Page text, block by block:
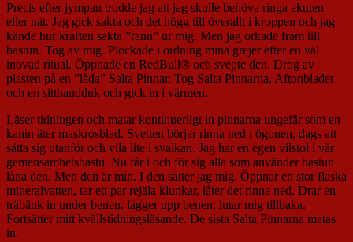
Precis efter jympan trodde jag att jag skulle behöva ringa akuten
eller nåt. Jag gick sakta och det högg till överallt i kroppen och jag
kände hur kraften sakta ”rann” ur mig. Men jag orkade fram till
bastun. Tog av mig. Plockade i ordning mina grejer efter en väl
inövad ritual. Öppnade en RedBull® och svepte den. Drog av
plasten på en ”låda” Salta Pinnar. Tog Salta Pinnarna, Aftonbladet
och en sitthandduk och gick in i värmen.
Läser tidningen och matar kontinuerligt in pinnarna ungefär som en
kanin äter maskrosblad. Svetten börjar rinna ned i ögonen, dags att
sätta sig utanför och vila lite i svalkan. Jag har en egen vilstol i vår
gemensamhetsbastu. Nu får i och för sig alla som använder bastun
låna den. Men den är min. I den sätter jag mig. Öppnar en stor flaska
mineralvatten, tar ett par rejäla klunkar, låter det rinna ned. Drar en
träbänk in under benen, lägger upp benen, lutar mig tillbaka.
Fortsätter mitt kvällstidningsläsande. De sista Salta Pinnarna matas
in.